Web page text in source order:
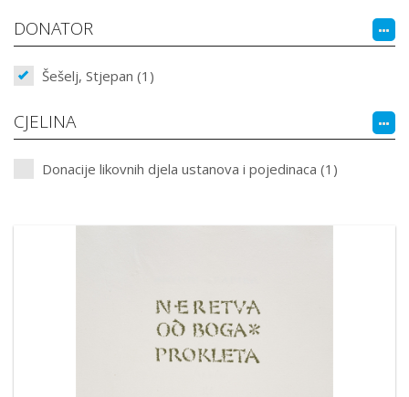
DONATOR
Šešelj, Stjepan (1)
CJELINA
Donacije likovnih djela ustanova i pojedinaca (1)